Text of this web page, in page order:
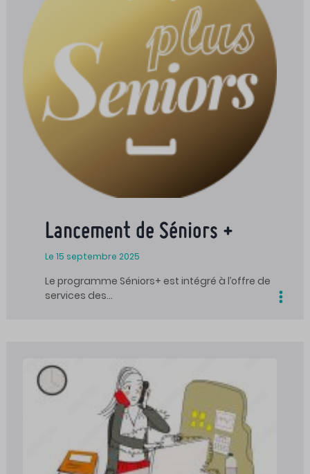
Lancement de Séniors +
Le 15 septembre 2025
Le programme Séniors+ est intégré à l’offre de
services des…